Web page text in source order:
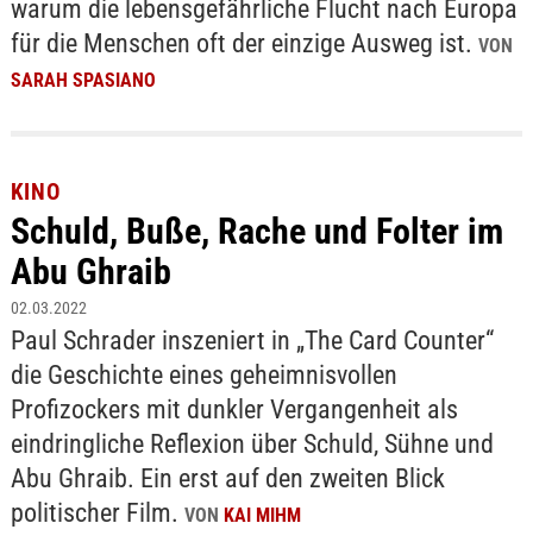
warum die lebensgefährliche Flucht nach Europa
für die Menschen oft der einzige Ausweg ist. VON
SARAH SPASIANO
KINO
Schuld, Buße, Rache und Folter im
Abu Ghraib
02.03.2022
Paul Schrader inszeniert in „The Card Counter“
die Geschichte eines geheimnisvollen
Profizockers mit dunkler Vergangenheit als
eindringliche Reflexion über Schuld, Sühne und
Abu Ghraib. Ein erst auf den zweiten Blick
politischer Film. VON KAI MIHM